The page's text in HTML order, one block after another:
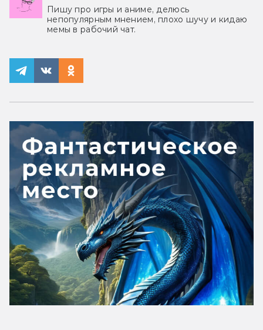
Пишу про игры и аниме, делюсь
непопулярным мнением, плохо шучу и кидаю
мемы в рабочий чат.